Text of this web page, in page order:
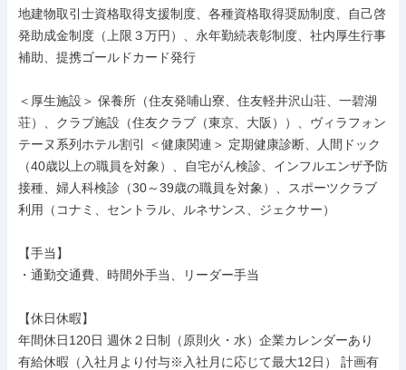
地建物取引士資格取得支援制度、各種資格取得奨励制度、自己啓
発助成金制度（上限３万円）、永年勤続表彰制度、社内厚生行事
補助、提携ゴールドカード発行
＜厚生施設＞ 保養所（住友発哺山寮、住友軽井沢山荘、一碧湖
荘）、クラブ施設（住友クラブ（東京、大阪））、ヴィラフォン
テーヌ系列ホテル割引 ＜健康関連＞ 定期健康診断、人間ドック
（40歳以上の職員を対象）、自宅がん検診、インフルエンザ予防
接種、婦人科検診（30～39歳の職員を対象）、スポーツクラブ
利用（コナミ、セントラル、ルネサンス、ジェクサー）
【手当】
・通勤交通費、時間外手当、リーダー手当
【休日休暇】
年間休日120日 週休２日制（原則火・水）企業カレンダーあり
有給休暇（入社月より付与※入社月に応じて最大12日） 計画有